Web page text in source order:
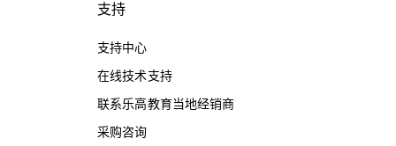
支持
支持中心
在线技术支持
联系乐高教育当地经销商
采购咨询